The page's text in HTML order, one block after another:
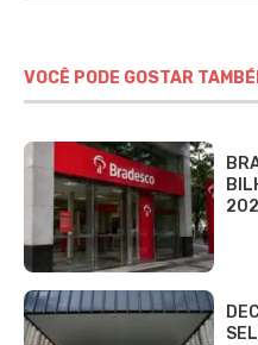
VOCÊ PODE GOSTAR